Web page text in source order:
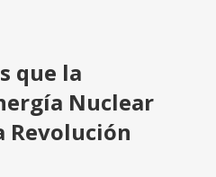
que la
Nuclear
Revolución